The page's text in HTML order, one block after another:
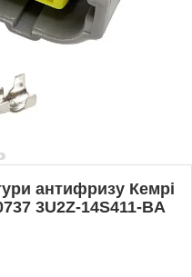
антифризу Кемрі
3U2Z-14S411-BA